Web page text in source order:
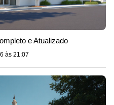
e Atualizado
às 21:07